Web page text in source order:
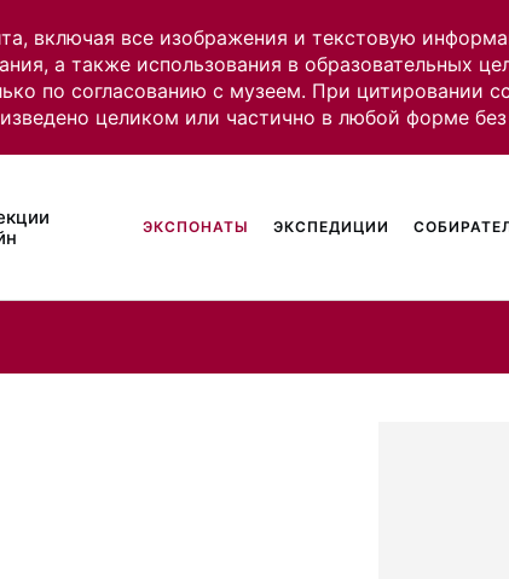
включая все изображения и текстовую
а также использования в образовательных
по согласованию с музеем. При цитировании
целиком или частично в любой форме
ЭКСПОНАТЫ ЭКСПЕДИЦИИ